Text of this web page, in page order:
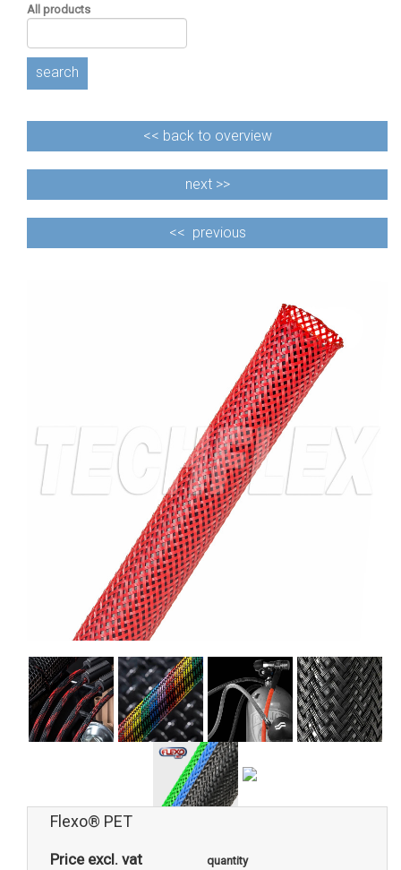
All products
search
<< back to overview
next >>
<< previous
Flexo® PET
Price excl. vat quantity